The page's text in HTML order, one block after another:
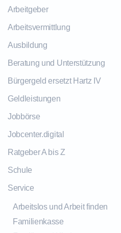
Arbeitgeber
Arbeitsvermittlung
Ausbildung
Beratung und Unterstützung
Bürgergeld ersetzt Hartz IV
Geldleistungen
Jobbörse
Jobcenter.digital
Ratgeber A bis Z
Schule
Service
Arbeitslos und Arbeit finden
Familienkasse